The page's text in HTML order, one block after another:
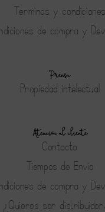
Terminos y condiciones
de compra y
Prensa
Propiedad intelectual
Atención al cliente
Contacto
Tiempos de Envío
de compra y
¿Quieres ser